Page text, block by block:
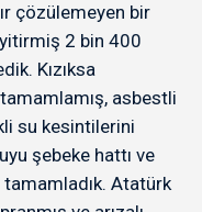
çözülemeyen bir
2 bin 400
Kızıksa
asbestli
su kesintilerini
şebeke hattı ve
Atatürk